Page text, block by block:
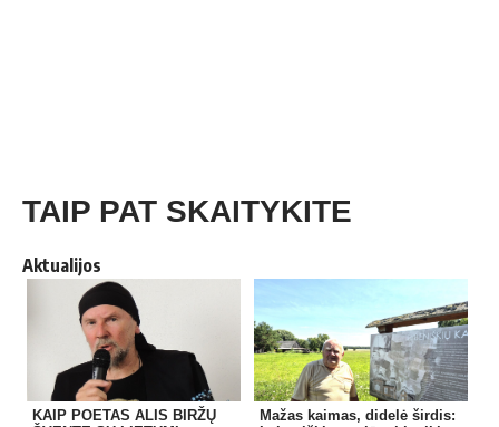
TAIP PAT SKAITYKITE
Aktualijos
KAIP POETAS ALIS BIRŽŲ
Mažas kaimas, didelė širdis: